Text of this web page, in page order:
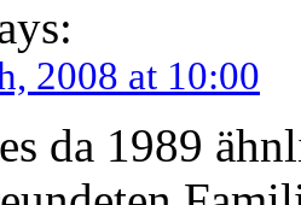
2008 at 10:00
da 1989